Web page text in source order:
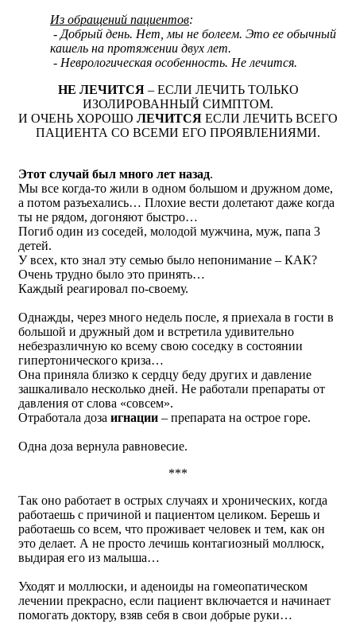
Из обращений пациентов:
- Добрый день. Нет, мы не болеем. Это ее обычный
кашель на протяжении двух лет.
- Неврологическая особенность. Не лечится.
НЕ ЛЕЧИТСЯ– ЕСЛИ ЛЕЧИТЬ ТОЛЬКО
ИЗОЛИРОВАННЫЙ СИМПТОМ.
И ОЧЕНЬ ХОРОШО ЛЕЧИТСЯ ЕСЛИ ЛЕЧИТЬ ВСЕГО
ПАЦИЕНТА СО ВСЕМИ ЕГО ПРОЯВЛЕНИЯМИ.
Этот случай был много лет назад.
Мы все когда-то жили в одном большом и дружном доме,
а потом разъехались… Плохие вести долетают даже когда
ты не рядом, догоняют быстро…
Погиб один из соседей, молодой мужчина, муж, папа 3
детей.
У всех, кто знал эту семью было непонимание – КАК?
Очень трудно было это принять…
Каждый реагировал по-своему.
Однажды, через много недель после, я приехала в гости в
большой и дружный дом и встретила удивительно
небезразличную ко всему свою соседку в состоянии
гипертонического криза…
Она приняла близко к сердцу беду других и давление
зашкаливало несколько дней. Не работали препараты от
давления от слова «совсем».
Отработала доза игнации – препарата на острое горе.
Одна доза вернула равновесие.
***
Так оно работает в острых случаях и хронических, когда
работаешь с причиной и пациентом целиком. Берешь и
работаешь со всем, что проживает человек и тем, как он
это делает. А не просто лечишь контагиозный моллюск,
выдирая его из малыша…
Уходят и моллюски, и аденоиды на гомеопатическом
лечении прекрасно, если пациент включается и начинает
помогать доктору, взяв себя в свои добрые руки…